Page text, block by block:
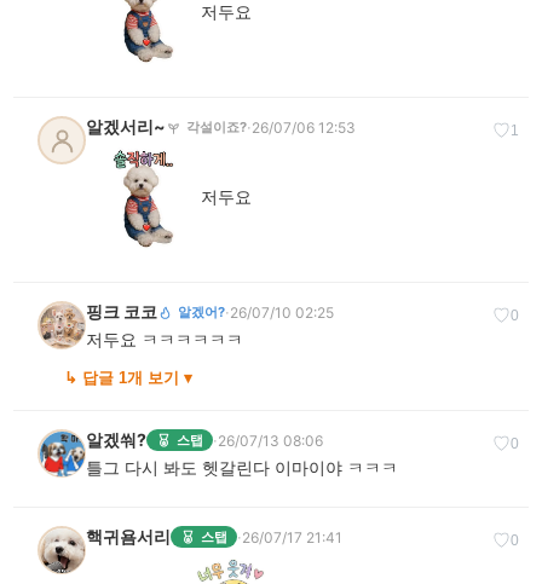
저두요
♡1
알겠서리~ 각설이죠?·26/07/06 12:53
저두요
♡0
핑크 코코 알겠어?·26/07/10 02:25
저두요 ㅋㅋㅋㅋㅋㅋ
↳ 답글 1개 보기 ▾
♡0
알겠쒀? 스탭 ·26/07/13 08:06
틀그 다시 봐도 헷갈린다 이마이야 ㅋㅋㅋ
♡0
핵귀욤서리 스탭 ·26/07/17 21:41